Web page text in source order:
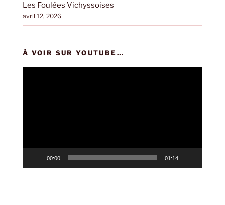
Les Foulées Vichyssoises
avril 12, 2026
À VOIR SUR YOUTUBE…
00:00 01:14